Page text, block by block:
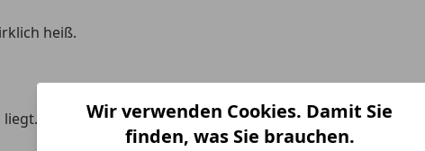
Wir verwenden Cookies. Damit Sie
finden, was Sie brauchen.
heiß.